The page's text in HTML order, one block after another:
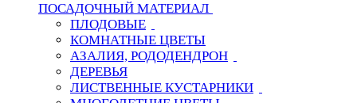
ПОСАДОЧНЫЙ МАТЕРИАЛ
ПЛОДОВЫЕ
КОМНАТНЫЕ ЦВЕТЫ
АЗАЛИЯ, РОДОДЕНДРОН
ДЕРЕВЬЯ
ЛИСТВЕННЫЕ КУСТАРНИКИ